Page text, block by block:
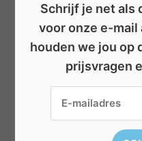
Beauty
Boeken
Elektronica
Eten/drinken
Schrijf je net als
voor onze e-mail
houden we jou op
prijsvragen